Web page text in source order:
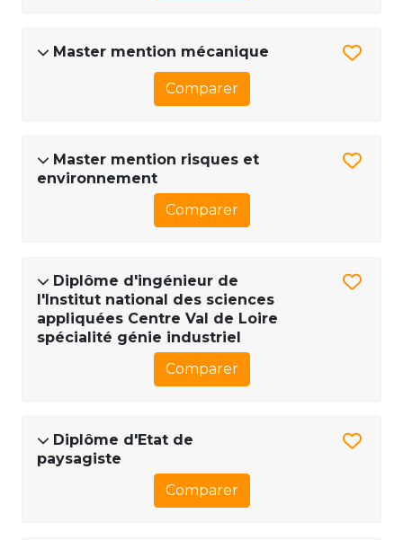
Master mention mécanique
Comparer
Master mention risques et
environnement
Comparer
Diplôme d'ingénieur de
l'Institut national des sciences
appliquées Centre Val de Loire
spécialité génie industriel
Comparer
Diplôme d'Etat de
paysagiste
Comparer